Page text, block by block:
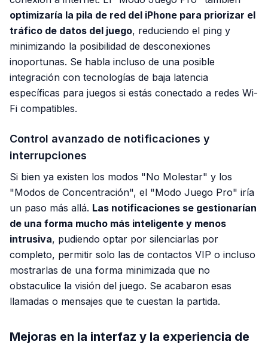
optimizaría la pila de red del iPhone para priorizar el
tráfico de datos del juego, reduciendo el ping y
minimizando la posibilidad de desconexiones
inoportunas. Se habla incluso de una posible
integración con tecnologías de baja latencia
específicas para juegos si estás conectado a redes Wi-
Fi compatibles.
Control avanzado de notificaciones y
interrupciones
Si bien ya existen los modos "No Molestar" y los
"Modos de Concentración", el "Modo Juego Pro" iría
un paso más allá. Las notificaciones se gestionarían
de una forma mucho más inteligente y menos
intrusiva, pudiendo optar por silenciarlas por
completo, permitir solo las de contactos VIP o incluso
mostrarlas de una forma minimizada que no
obstaculice la visión del juego. Se acabaron esas
llamadas o mensajes que te cuestan la partida.
Mejoras en la interfaz y la experiencia de